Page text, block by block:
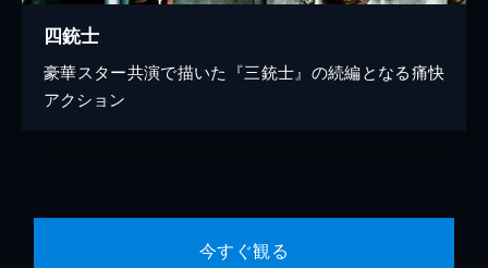
四銃士
豪華スター共演で描いた『三銃士』の続編となる痛快
アクション
今すぐ観る